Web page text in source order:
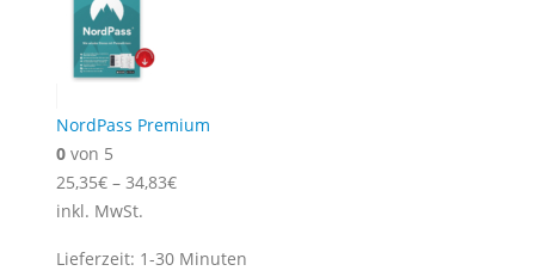
NordPass Premium
0 von 5
25,35€ – 34,83€
inkl. MwSt.
Lieferzeit: 1-30 Minuten